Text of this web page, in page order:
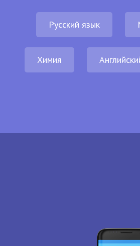
Русский язык
Химия